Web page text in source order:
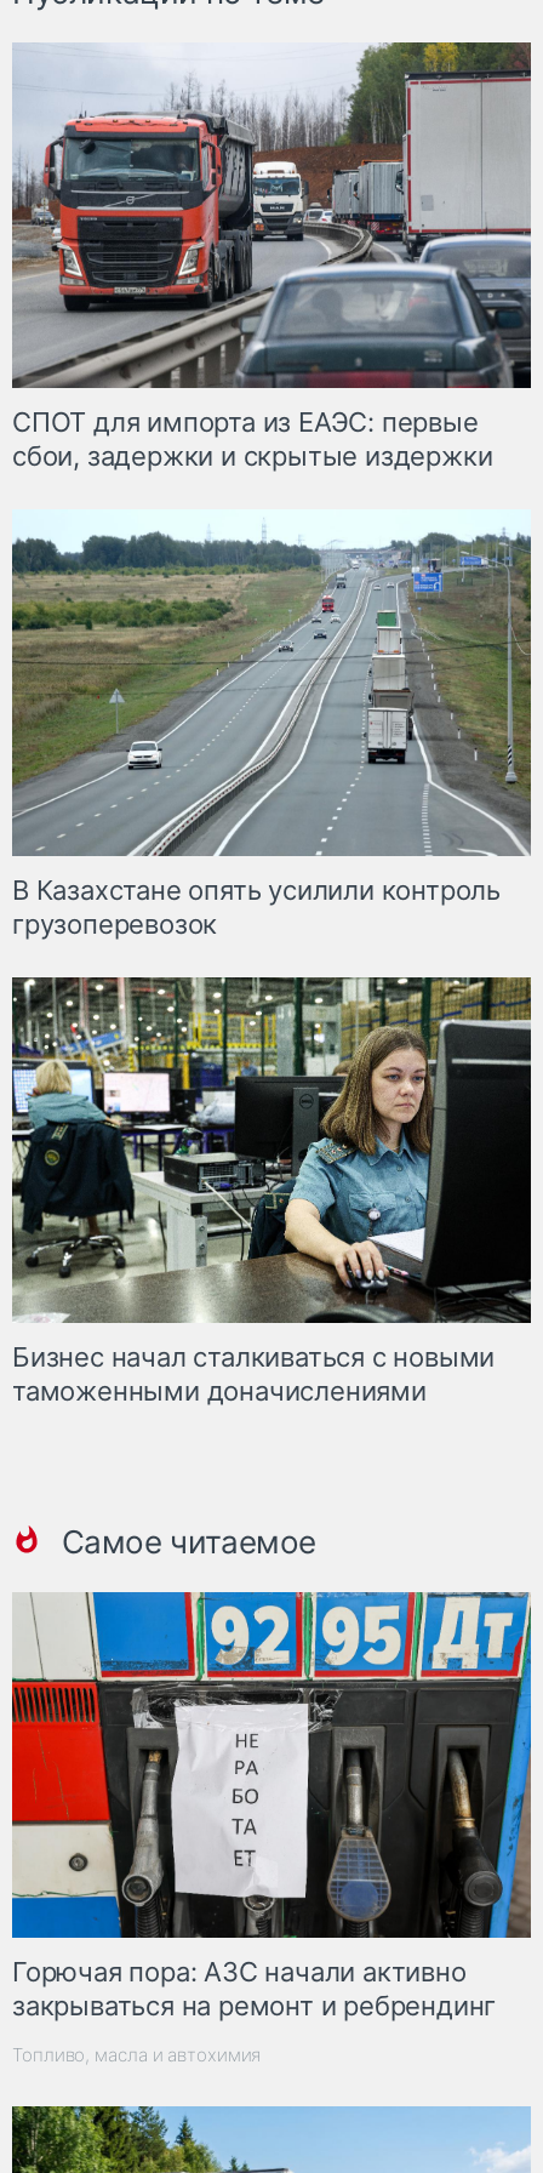
СПОТ для импорта из ЕАЭС: первые
сбои, задержки и скрытые издержки
В Казахстане опять усилили контроль
грузоперевозок
Бизнес начал сталкиваться с новыми
таможенными доначислениями
Самое читаемое
Горючая пора: АЗС начали активно
закрываться на ремонт и ребрендинг
Топливо, масла и автохимия